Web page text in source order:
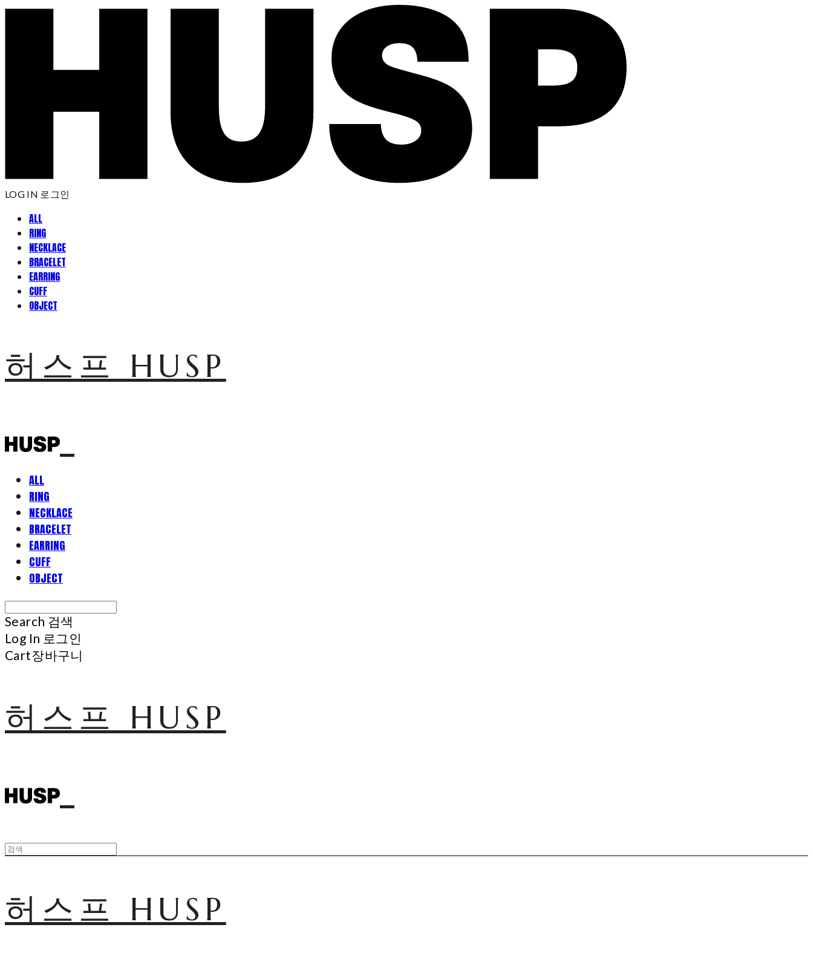
LOG IN 로그인
ALL
RING
NECKLACE
BRACELET
EARRING
CUFF
OBJECT
허스프 HUSP
ALL
RING
NECKLACE
BRACELET
EARRING
CUFF
OBJECT
Search 검색
Log In 로그인
Cart장바구니
허스프 HUSP
허스프 HUSP